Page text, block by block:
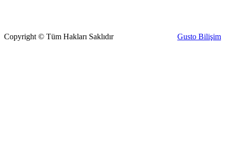
Copyright © Tüm Hakları Saklıdır Gusto Bilişim